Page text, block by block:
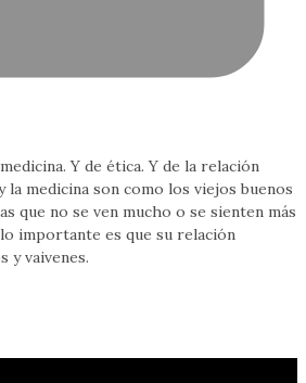
Y de ética. Y de la relación
medicina son como los viejos buenos
que no se ven mucho o se sienten más
importante es que su relación
y vaivenes.